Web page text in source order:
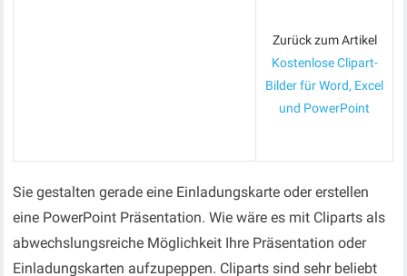
Zurück zum Artikel
Kostenlose Clipart-
Bilder für Word, Excel
und PowerPoint
Sie gestalten gerade eine Einladungskarte oder erstellen
eine PowerPoint Präsentation. Wie wäre es mit Cliparts als
abwechslungsreiche Möglichkeit Ihre Präsentation oder
Einladungskarten aufzupeppen. Cliparts sind sehr beliebt